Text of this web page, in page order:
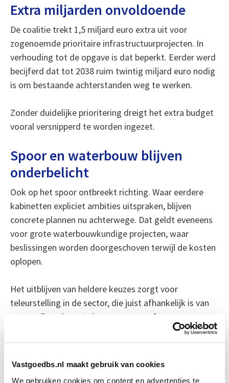
Vastgoedbs.nl maakt gebruik van cookies
We gebruiken cookies om content en advertenties te
Extra miljarden onvoldoende
De coalitie trekt 1,5 miljard euro extra uit voor
zogenoemde prioritaire infrastructuurprojecten. In
verhouding tot de opgave is dat beperkt. Eerder werd
becijferd dat tot 2038 ruim twintig miljard euro nodig
is om bestaande achterstanden weg te werken.
Zonder duidelijke prioritering dreigt het extra budget
vooral versnipperd te worden ingezet.
Spoor en waterbouw blijven
onderbelicht
Ook op het spoor ontbreekt richting. Waar eerdere
kabinetten expliciet ambities uitspraken, blijven
concrete plannen nu achterwege. Dat geldt eveneens
voor grote waterbouwkundige projecten, waar
beslissingen worden doorgeschoven terwijl de kosten
oplopen.
Het uitblijven van heldere keuzes zorgt voor
teleurstelling in de sector, die juist afhankelijk is van
voorspelbare investeringsprogramma’s.
Defensie als mogelijke aanjager
Een opvallend contrast vormt de forse investering in
defensie. Een deel van dat budget zal naar